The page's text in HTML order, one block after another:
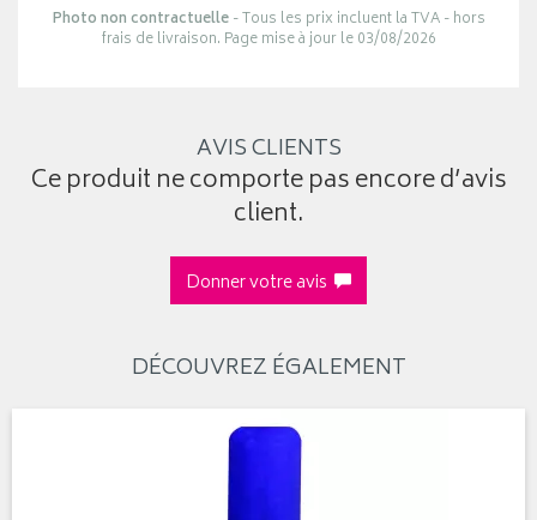
Photo non contractuelle- Tous les prix incluent la TVA - hors
frais de livraison. Page mise à jour le 03/08/2026
AVIS CLIENTS
Ce produit ne comporte pas encore d’avis
client.
Donner votre avis
DÉCOUVREZ ÉGALEMENT